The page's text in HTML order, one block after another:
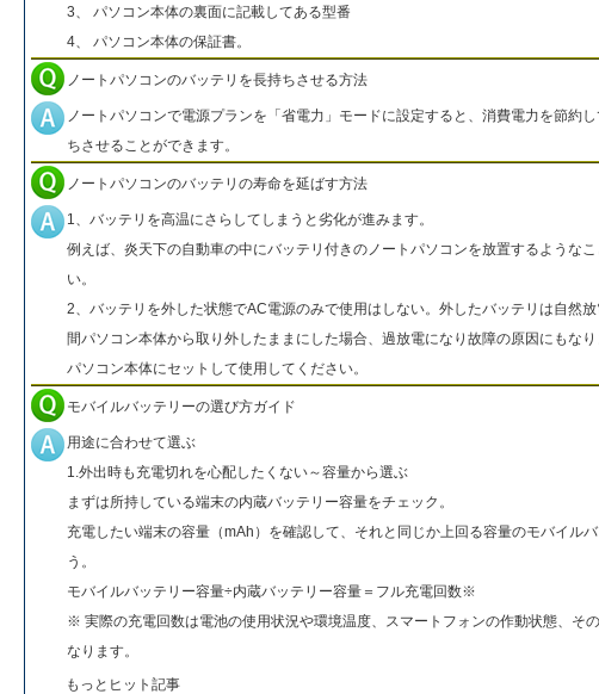
3、 パソコン本体の裏面に記載してある型番
4、 パソコン本体の保証書。
ノートパソコンのバッテリを長持ちさせる方法
ノートパソコンで電源プランを「省電力」モードに設定すると、消費電力を節約
ちさせることができます。
ノートパソコンのバッテリの寿命を延ばす方法
1、バッテリを高温にさらしてしまうと劣化が進みます。
例えば、炎天下の自動車の中にバッテリ付きのノートパソコンを放置するような
い。
2、バッテリを外した状態でAC電源のみで使用はしない。外したバッテリは自然
間パソコン本体から取り外したままにした場合、過放電になり故障の原因にもな
パソコン本体にセットして使用してください。
モバイルバッテリーの選び方ガイド
用途に合わせて選ぶ
1.外出時も充電切れを心配したくない～容量から選ぶ
まずは所持している端末の内蔵バッテリー容量をチェック。
充電したい端末の容量（mAh）を確認して、それと同じか上回る容量のモバイル
う。
モバイルバッテリー容量÷内蔵バッテリー容量＝フル充電回数※
※ 実際の充電回数は電池の使用状況や環境温度、スマートフォンの作動状態、そ
なります。
もっとヒット記事